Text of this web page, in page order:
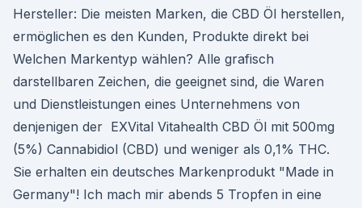
Hersteller: Die meisten Marken, die CBD Öl herstellen,
ermöglichen es den Kunden, Produkte direkt bei
Welchen Markentyp wählen? Alle grafisch
darstellbaren Zeichen, die geeignet sind, die Waren
und Dienstleistungen eines Unternehmens von
denjenigen der EXVital Vitahealth CBD Öl mit 500mg
(5%) Cannabidiol (CBD) und weniger als 0,1% THC.
Sie erhalten ein deutsches Markenprodukt "Made in
Germany"! Ich mach mir abends 5 Tropfen in eine